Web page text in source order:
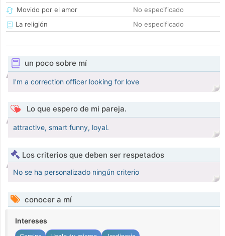
Movido por el amor
No especificado
La religión
No especificado
un poco sobre mí
I'm a correction officer looking for love
Lo que espero de mi pareja.
attractive, smart funny, loyal.
Los criterios que deben ser respetados
No se ha personalizado ningún criterio
conocer a mí
Intereses